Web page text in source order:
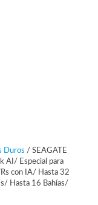
Duros / SEAGATE
AI/ Especial para
con IA/ Hasta 32
Hasta 16 Bahías/